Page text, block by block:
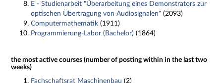
E - Studienarbeit "Überarbeitung eines Demonstrators zur
optischen Übertragung von Audiosignalen" (2093)
Computermathematik (1911)
Programmierung-Labor (Bachelor) (1864)
the most active courses (number of posting within in the last two
weeks)
Fachschaftsrat Maschinenbau (2)